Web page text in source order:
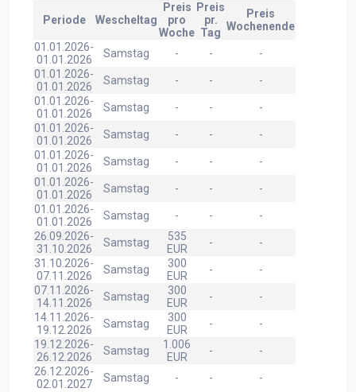
Periode Wescheltag
Preis
pro
Woche
Preis
pr.
Tag
Preis
Wochenende
01.01.2026-
01.01.2026
Samstag - -
-
01.01.2026-
01.01.2026
Samstag - -
-
01.01.2026-
01.01.2026
Samstag - -
-
01.01.2026-
01.01.2026
Samstag - -
-
01.01.2026-
01.01.2026
Samstag - -
-
01.01.2026-
01.01.2026
Samstag - -
-
01.01.2026-
01.01.2026
Samstag - -
-
26.09.2026-
31.10.2026
Samstag
535
EUR
-
-
31.10.2026-
07.11.2026
Samstag
300
EUR
-
-
07.11.2026-
14.11.2026
Samstag
300
EUR
-
-
14.11.2026-
19.12.2026
Samstag
300
EUR
-
-
19.12.2026-
26.12.2026
Samstag
1.006
EUR
-
-
26.12.2026-
02.01.2027
Samstag - - -